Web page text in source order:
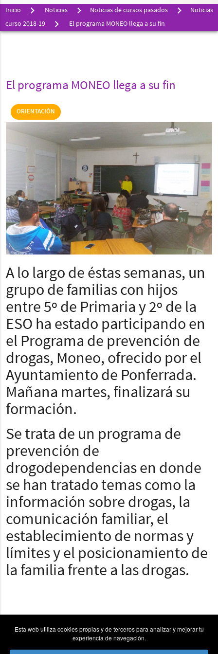
Inicio Noticias Noticias de cursos pasados
Noticias
curso 2018-19
El programa MONEO llega a su fin
El programa MONEO llega a su fin
ORIENTACIÓN
A lo largo de éstas semanas, un
grupo de familias con hijos
entre 5º de Primaria y 2º de la
ESO ha estado participando en
el Programa de prevención de
drogas, Moneo, ofrecido por el
Ayuntamiento de Ponferrada.
Mañana martes, finalizará su
formación.
Se trata de un programa de
prevención de
drogodependencias en donde
se han tratado temas como la
información sobre drogas, la
comunicación familiar, el
establecimiento de normas y
límites y el posicionamiento de
la familia frente a las drogas.
Esta web utiliza cookies propias y de terceros para analizar y mejorar tu
experiencia de navegación.